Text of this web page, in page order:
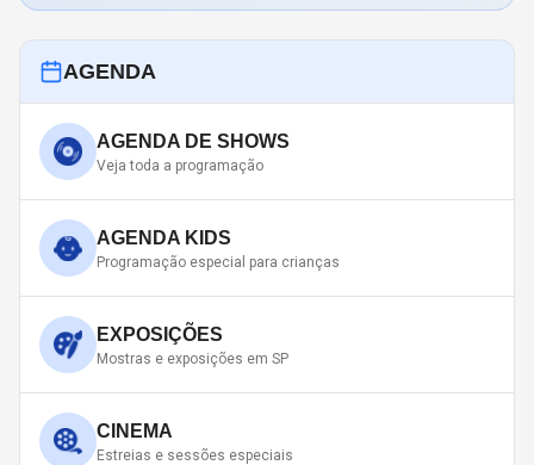
AGENDA
AGENDA DE SHOWS
Veja toda a programação
AGENDA KIDS
Programação especial para crianças
EXPOSIÇÕES
Mostras e exposições em SP
CINEMA
Estreias e sessões especiais